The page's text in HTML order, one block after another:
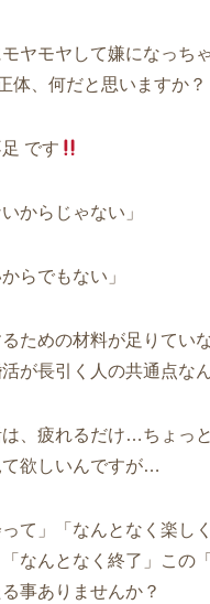
ヤモヤして嫌になっち
体、何だと思いますか？
です
からじゃない」
らでもない」
ための材料が足りてい
が長引く人の共通点なん
、疲れるだけ…ちょっ
て欲しいんですが…
って」「なんとなく楽し
なんとなく終了」この
事ありませんか？